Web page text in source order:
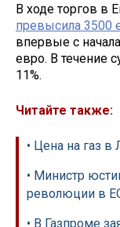
В ходе торгов в
превысила 3500
впервые с
евро. В течение
11%.
Читайте также:
• Цена на газ
• Министр
революции в
• В Газпроме